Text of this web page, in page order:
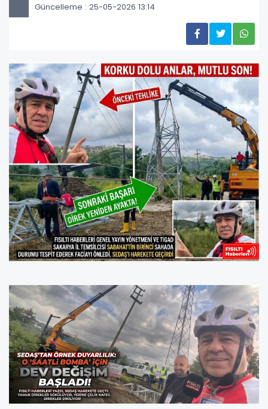
Güncelleme : 25-05-2026 13:14